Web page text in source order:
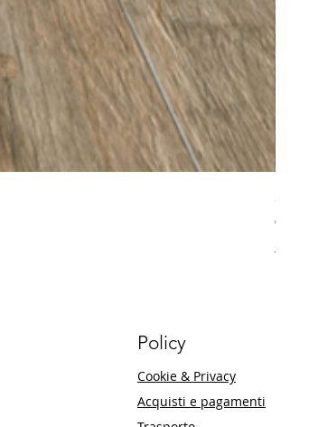
Price
€32.20
Policy
Cookie & Privacy
Acquisti e pagamenti